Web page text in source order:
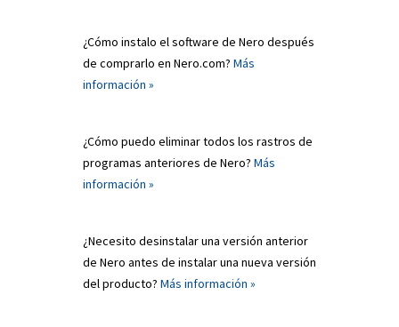
¿Cómo instalo el software de Nero después
de comprarlo en Nero.com? Más
información »
¿Cómo puedo eliminar todos los rastros de
programas anteriores de Nero? Más
información »
¿Necesito desinstalar una versión anterior
de Nero antes de instalar una nueva versión
del producto? Más información »